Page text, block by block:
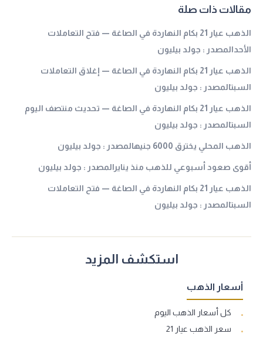
مقالات ذات صلة
الذهب عيار 21 بكام النهاردة في الصاغة — فتح التعاملات
الأحدالمصدر : جولد بيليون
الذهب عيار 21 بكام النهاردة في الصاغة — إغلاق التعاملات
السبتالمصدر : جولد بيليون
الذهب عيار 21 بكام النهاردة في الصاغة — تحديث منتصف اليوم
السبتالمصدر : جولد بيليون
الذهب المحلي يخترق 6000 جنيهالمصدر : جولد بيليون
أقوى صعود أسبوعي للذهب منذ ينايرالمصدر : جولد بيليون
الذهب عيار 21 بكام النهاردة في الصاغة — فتح التعاملات
السبتالمصدر : جولد بيليون
استكشف المزيد
أسعار الذهب
كل أسعار الذهب اليوم
سعر الذهب عيار 21